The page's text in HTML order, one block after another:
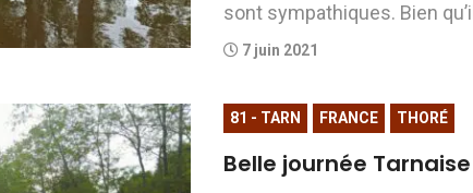
sont sympathiques. Bien
7 juin 2021
81 - TARN FRANCE THORÉ
Belle journée Tarnaise